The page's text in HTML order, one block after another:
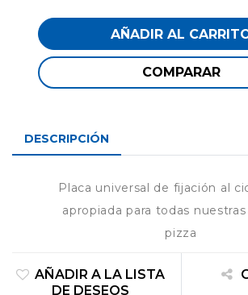
AÑADIR AL
COMPARAR
DESCRIPCIÓN
Placa universal de fijación al
apropiada para todas nuestras
pizza
AÑADIR A LA LISTA
DE DESEOS